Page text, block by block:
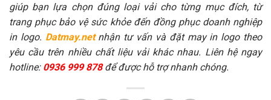
giúp bạn lựa chọn đúng loại vải cho từng mục đích, từ
trang phục bảo vệ sức khỏe đến đồng phục doanh nghiệp
in logo. Datmay.net nhận tư vấn và đặt may in logo theo
yêu cầu trên nhiều chất liệu vải khác nhau. Liên hệ ngay
hotline:0936 999 878 để được hỗ trợ nhanh chóng.